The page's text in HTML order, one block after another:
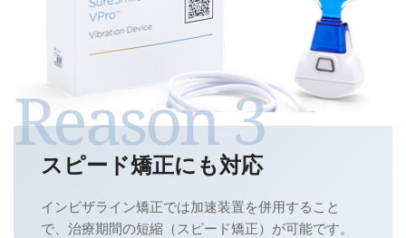
スピード矯正にも対応
インビザライン矯正では加速装置を併用すること
で、治療期間の短縮（スピード矯正）が可能です。